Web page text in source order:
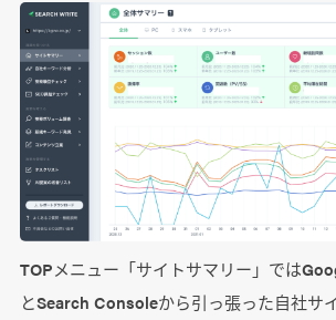
TOPメニュー「サイトサマリー」では
とSearch Consoleから引っ張った自社サ